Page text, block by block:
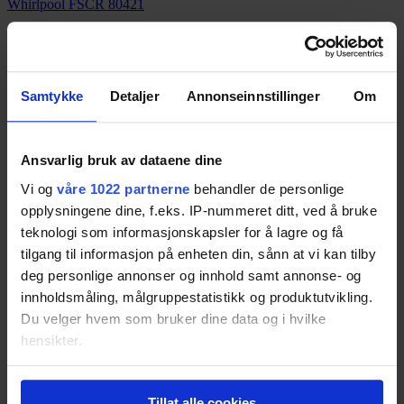
Samtykke Detaljer Annonseinnstillinger Om
Ansvarlig bruk av dataene dine
Vi og våre 1022 partnerne behandler de personlige
opplysningene dine, f.eks. IP-nummeret ditt, ved å bruke
teknologi som informasjonskapsler for å lagre og få
tilgang til informasjon på enheten din, sånn at vi kan tilby
deg personlige annonser og innhold samt annonse- og
innholdsmåling, målgruppestatistikk og produktutvikling.
Du velger hvem som bruker dine data og i hvilke
hensikter.
Hvis du gir oss lov, vil vi også gjerne:
Whirlpool FSCR 80421
69
Siemens iSensoric vaskemaskin (WM16W468DN)
Resultatet er basert på
1
Miele WKH130 WPS